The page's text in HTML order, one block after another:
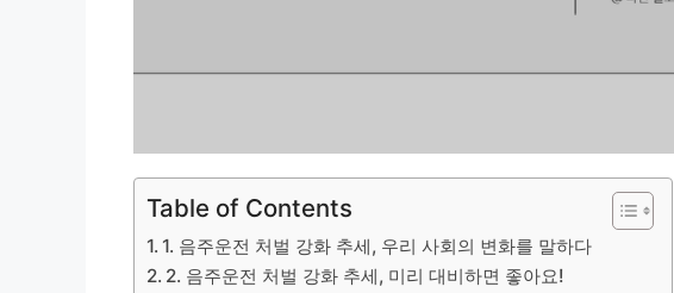
Table of Contents
1. 음주운전 처벌 강화 추세, 우리 사회의 변화를 말하다
2. 음주운전 처벌 강화 추세, 미리 대비하면 좋아요!